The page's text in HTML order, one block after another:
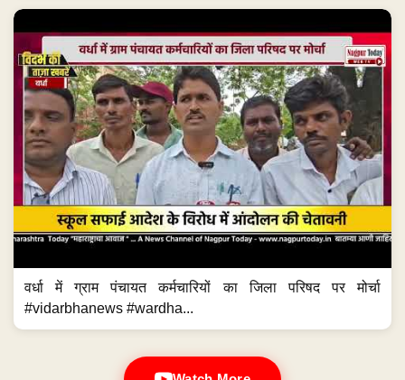
वर्धा में ग्राम पंचायत कर्मचारियों का जिला परिषद पर मोर्चा
#vidarbhanews #wardha...